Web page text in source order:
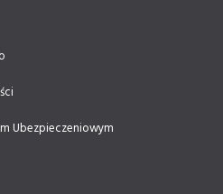
Ubezpieczeniowym